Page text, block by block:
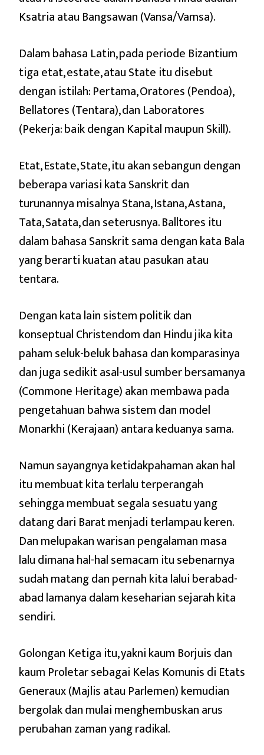
Ksatria atau Bangsawan (Vansa/Vamsa).
Dalam bahasa Latin, pada periode Bizantium
tiga etat, estate, atau State itu disebut
dengan istilah: Pertama, Oratores (Pendoa),
Bellatores (Tentara), dan Laboratores
(Pekerja: baik dengan Kapital maupun Skill).
Etat, Estate, State, itu akan sebangun dengan
beberapa variasi kata Sanskrit dan
turunannya misalnya Stana, Istana, Astana,
Tata, Satata, dan seterusnya. Balltores itu
dalam bahasa Sanskrit sama dengan kata Bala
yang berarti kuatan atau pasukan atau
tentara.
Dengan kata lain sistem politik dan
konseptual Christendom dan Hindu jika kita
paham seluk-beluk bahasa dan komparasinya
dan juga sedikit asal-usul sumber bersamanya
(Commone Heritage) akan membawa pada
pengetahuan bahwa sistem dan model
Monarkhi (Kerajaan) antara keduanya sama.
Namun sayangnya ketidakpahaman akan hal
itu membuat kita terlalu terperangah
sehingga membuat segala sesuatu yang
datang dari Barat menjadi terlampau keren.
Dan melupakan warisan pengalaman masa
lalu dimana hal-hal semacam itu sebenarnya
sudah matang dan pernah kita lalui berabad-
abad lamanya dalam keseharian sejarah kita
sendiri.
Golongan Ketiga itu, yakni kaum Borjuis dan
kaum Proletar sebagai Kelas Komunis di Etats
Generaux (Majlis atau Parlemen) kemudian
bergolak dan mulai menghembuskan arus
perubahan zaman yang radikal.